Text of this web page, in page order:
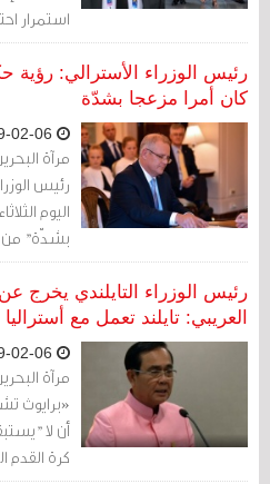
استمرار
العريبي.
رئيس الوزراء الأسترالي: رؤية
كان أمرا مزعجا بشدّة
مرآة
رئيس
بشدّة" من
"حكيم
قال لرئيس
خطيرة
رئيس الوزراء التايلندي
العريبي: تايلند تعمل مع
مرآة
«برايوث
أن لا
كرة القدم